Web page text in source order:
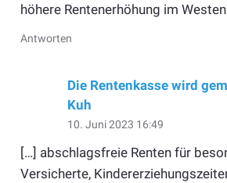
höhere Rentenerhöhung im
Antworten
Die Rentenkasse wird
Kuh
10. Juni 2023 16:49
[…] abschlagsfreie Renten für
Versicherte,